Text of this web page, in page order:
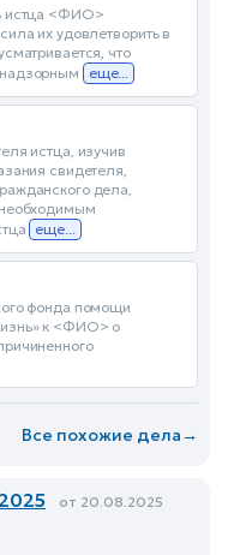
истца <ФИО>
их удовлетворить в
что
еще...
истца, изучив
свидетеля,
дела,
еще...
фонда помощи
к <ФИО> о
Все похожие дела→
от 20.08.2025